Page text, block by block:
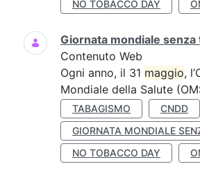
NO TOBACCO DAY
Giornata mondiale senza
Contenuto Web
Ogni anno, il 31 maggio,
Mondiale della Salute
TABAGISMO
CNDD
GIORNATA MONDIALE
NO TOBACCO DAY